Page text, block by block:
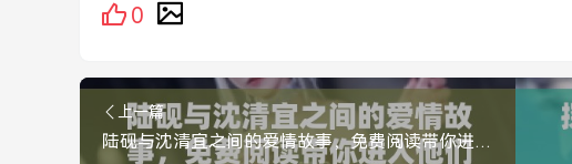
0
上一篇
陆砚与沈清宜之间的爱情故事，免费阅读带你进入他们的世界